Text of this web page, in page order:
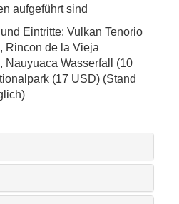
aufgeführt sind
Eintritte: Vulkan Tenorio
Rincon de la Vieja
Nauyuaca Wasserfall (10
(17 USD) (Stand